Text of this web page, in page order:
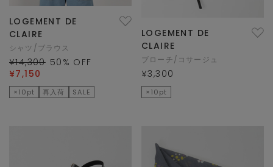
LOGEMENT DE
CLAIRE
シャツ/ブラウス
¥14,300 50 % OFF
¥7,150
×10pt 再入荷 SALE
LOGEMENT DE
CLAIRE
ブローチ/コサージュ
¥3,300
×10pt